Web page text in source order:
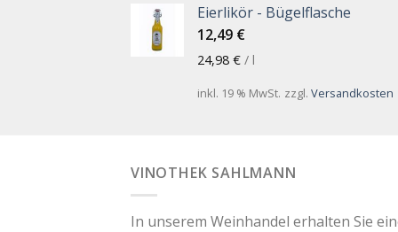
Eierlikör - Bügelflasche
12,49 €
24,98 € / l
inkl. 19 % MwSt. zzgl. Versandkosten
VINOTHEK SAHLMANN
In unserem Weinhandel erhalten Sie